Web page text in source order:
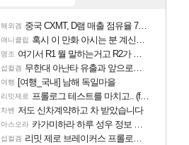
해외겜 중국 CXMT, D램 매출 점유율 7%…글로벌 4위로 부상
애니클립 혹시 이 만화 아시는 분 계신가요
명조 여기서 R1 뭘 말하는거고 R2가 뭘말하는걸까요?
섭컬겜 무한대 아난타 유출과 앞으로의 예상 (루머)
여행 [여행_국내] 남해 독일마을
리밋제로 프롤로그 테스트를 마치고.. (feat. 리아)
차벤 저도 신차계약하고 차 받았습니다
아스오라 카가미하라 하루 성우 정보 및 주요 필모
섭컬겜 리밋 제로 브레이커스 프롤로그 테스트 후기 영상 업로드